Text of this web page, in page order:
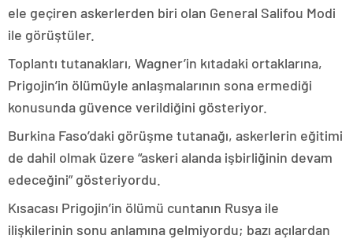
ele geçiren askerlerden biri olan General Salifou Modi
ile görüştüler.
Toplantı tutanakları, Wagner’in kıtadaki ortaklarına,
Prigojin’in ölümüyle anlaşmalarının sona ermediği
konusunda güvence verildiğini gösteriyor.
Burkina Faso’daki görüşme tutanağı, askerlerin eğitimi
de dahil olmak üzere “askeri alanda işbirliğinin devam
edeceğini” gösteriyordu.
Kısacası Prigojin’in ölümü cuntanın Rusya ile
ilişkilerinin sonu anlamına gelmiyordu; bazı açılardan